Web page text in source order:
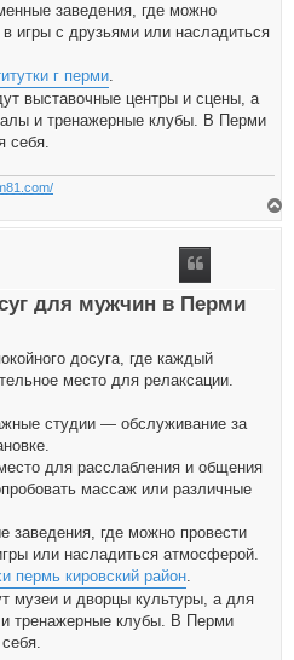
заведения, где можно
игры с друзьями или насладиться
г перми.
выставочные центры и сцены, а
и тренажерные клубы. В Перми
себя.
для мужчин в Перми
досуга, где каждый
место для релаксации.
студии — обслуживание за
для расслабления и общения
массаж или различные
где можно провести
или насладиться атмосферой.
пермь кировский район
музеи и дворцы культуры, а для
тренажерные клубы. В Перми